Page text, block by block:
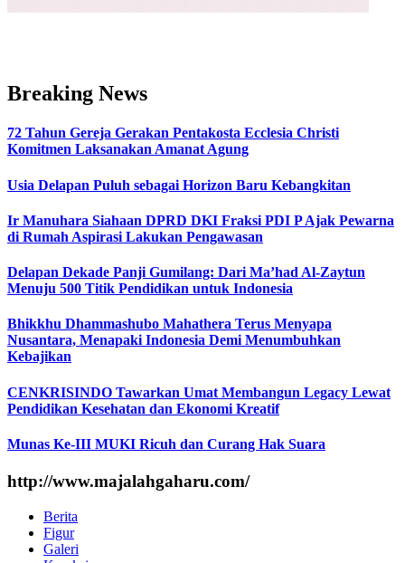
Breaking News
72 Tahun Gereja Gerakan Pentakosta Ecclesia Christi
Komitmen Laksanakan Amanat Agung
Usia Delapan Puluh sebagai Horizon Baru Kebangkitan
Ir Manuhara Siahaan DPRD DKI Fraksi PDI P Ajak Pewarna
di Rumah Aspirasi Lakukan Pengawasan
Delapan Dekade Panji Gumilang: Dari Ma’had Al-Zaytun
Menuju 500 Titik Pendidikan untuk Indonesia
Bhikkhu Dhammashubo Mahathera Terus Menyapa
Nusantara, Menapaki Indonesia Demi Menumbuhkan
Kebajikan
CENKRISINDO Tawarkan Umat Membangun Legacy Lewat
Pendidikan Kesehatan dan Ekonomi Kreatif
Munas Ke-III MUKI Ricuh dan Curang Hak Suara
http://www.majalahgaharu.com/
Berita
Figur
Galeri